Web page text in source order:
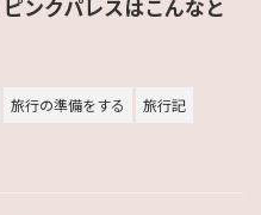
ンクパレスはこんなと
旅行の準備をする
旅行記